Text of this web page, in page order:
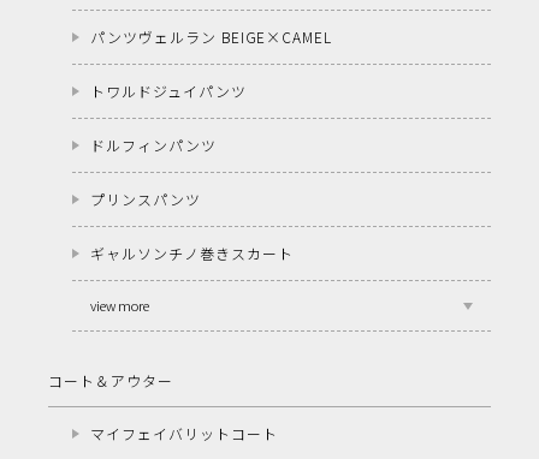
パンツヴェルラン BEIGE×CAMEL
トワルドジュイパンツ
ドルフィンパンツ
プリンスパンツ
ギャルソンチノ巻きスカート
view more
コート＆アウター
マイフェイバリットコート